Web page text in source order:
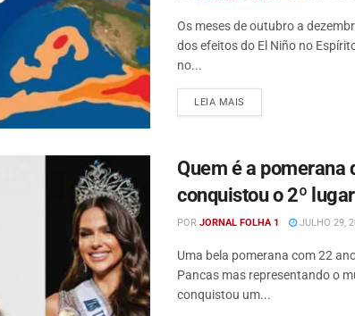
Os meses de outubro a
dos efeitos do El Niño no
no...
LEIA MAIS
Quem é a pomerana
conquistou o 2º
POR JORNAL FOLHA 1 JULHO 29,
Uma bela pomerana com 22
Pancas mas representando o
conquistou um...